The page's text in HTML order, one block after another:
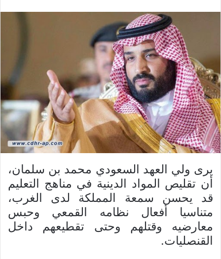
يرى ولي العهد السعودي محمد بن سلمان،
أن تقليص المواد الدينية في مناهج التعليم
قد يحسن سمعة المملكة لدى الغرب،
متناسيا أفعال نظامه القمعي وحبس
معارضيه وقتلهم وحتى تقطيعهم داخل
القنصليات.